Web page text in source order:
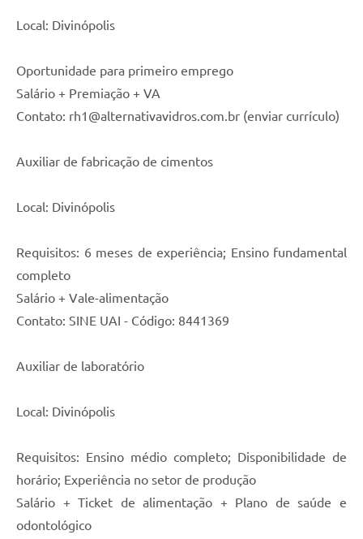
Local: Divinópolis
Oportunidade para primeiro emprego
Salário + Premiação + VA
Contato: rh1@alternativavidros.com.br (enviar currículo)
Auxiliar de fabricação de cimentos
Local: Divinópolis
Requisitos: 6 meses de experiência; Ensino fundamental
completo
Salário + Vale-alimentação
Contato: SINE UAI - Código: 8441369
Auxiliar de laboratório
Local: Divinópolis
Requisitos: Ensino médio completo; Disponibilidade de
horário; Experiência no setor de produção
Salário + Ticket de alimentação + Plano de saúde e
odontológico